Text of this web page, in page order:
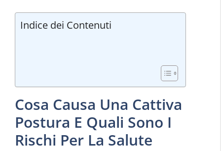
Indice dei Contenuti
Cosa Causa Una Cattiva
Postura E Quali Sono I
Rischi Per La Salute